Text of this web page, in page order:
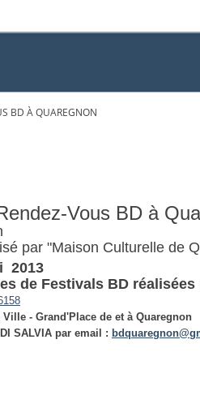
BD À QUAREGNON
Vous BD à
par "Maison Culturelle de
2013
de Festivals BD réalisées
Ville - Grand'Place de et à Quaregnon
SALVIA par email :